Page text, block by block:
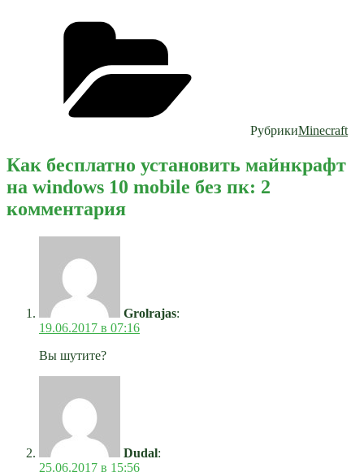
РубрикиMinecraft
Как бесплатно установить майнкрафт
на windows 10 mobile без пк: 2
комментария
Grolrajas:
19.06.2017 в 07:16
Вы шутите?
Dudal:
25.06.2017 в 15:56